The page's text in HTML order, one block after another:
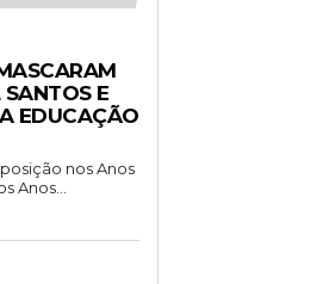
E
EDUCAÇÃO
nos Anos
Anos...